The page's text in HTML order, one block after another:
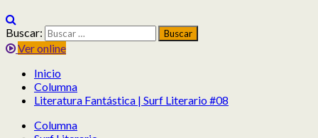
Buscar:
Ver online
Inicio
Columna
Literatura Fantástica | Surf Literario #08
Columna